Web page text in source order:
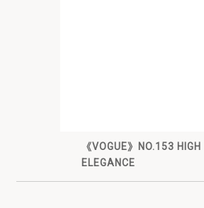
《VOGUE》NO.153 HIGH
ELEGANCE